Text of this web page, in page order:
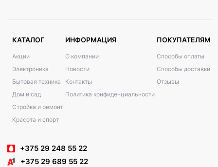
КАТАЛОГ
Акции
Электроника
Бытовая техника
Дом и сад
Стройка и ремонт
Красота и спорт
ИНФОРМАЦИЯ
О компании
Новости
Контакты
Политика конфиденциальности
ПОКУПАТЕЛЯМ
Способы оплаты
Способы доставки
Отзывы
+375 29 248 55 22
+375 29 689 55 22